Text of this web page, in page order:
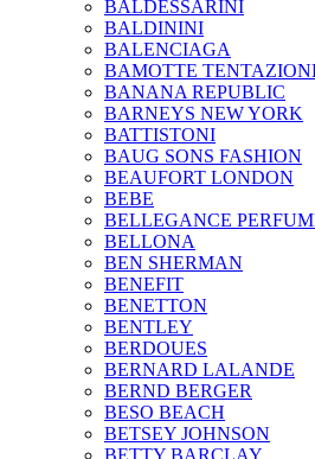
BALDESSARINI
BALDININI
BALENCIAGA
BAMOTTE
BANANA REPUBLIC
BARNEYS NEW YORK
BATTISTONI
BAUG SONS FASHION
BEAUFORT LONDON
BEBE
BELLEGANCE
BELLONA
BEN SHERMAN
BENEFIT
BENETTON
BENTLEY
BERDOUES
BERNARD LALANDE
BERND BERGER
BESO BEACH
BETSEY JOHNSON
BETTY BARCLAY